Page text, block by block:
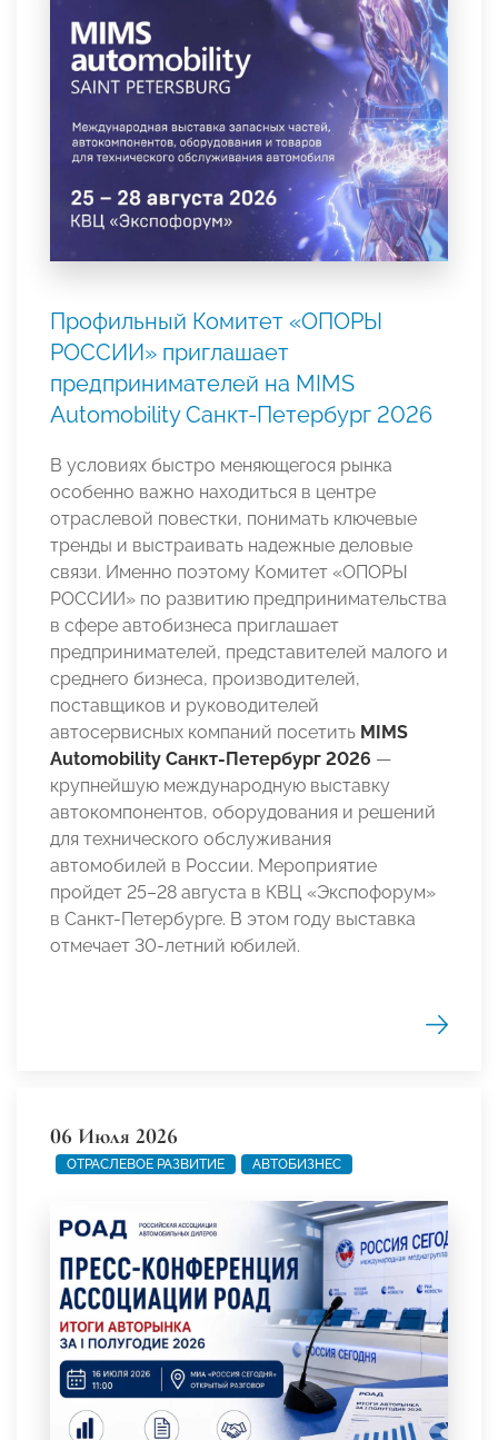
Профильный Комитет «ОПОРЫ
РОССИИ» приглашает
предпринимателей на MIMS
Automobility Санкт-Петербург 2026
В условиях быстро меняющегося рынка
особенно важно находиться в центре
отраслевой повестки, понимать ключевые
тренды и выстраивать надежные деловые
связи. Именно поэтому Комитет «ОПОРЫ
РОССИИ» по развитию предпринимательства
в сфере автобизнеса приглашает
предпринимателей, представителей малого и
среднего бизнеса, производителей,
поставщиков и руководителей
автосервисных компаний посетить MIMS
Automobility Санкт-Петербург 2026 —
крупнейшую международную выставку
автокомпонентов, оборудования и решений
для технического обслуживания
автомобилей в России. Мероприятие
пройдет 25–28 августа в КВЦ «Экспофорум»
в Санкт-Петербурге. В этом году выставка
отмечает 30-летний юбилей.
06 Июля 2026
ОТРАСЛЕВОЕ РАЗВИТИЕ АВТОБИЗНЕС